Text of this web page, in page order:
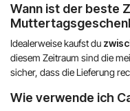
Wann ist der beste
Idealerweise kaufst du
diesem Zeitraum sind die
sicher, dass die Lieferung
Wie verwende ich